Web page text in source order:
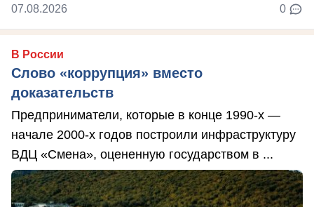
07.08.2026 0
В России
Слово «коррупция» вместо
доказательств
Предприниматели, которые в конце 1990-х —
начале 2000-х годов построили инфраструктуру
ВДЦ «Смена», оцененную государством в ...